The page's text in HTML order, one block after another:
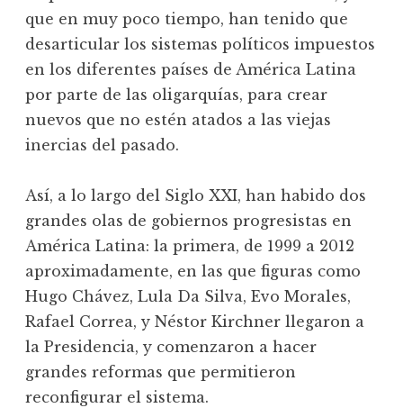
que en muy poco tiempo, han tenido que
desarticular los sistemas políticos impuestos
en los diferentes países de América Latina
por parte de las oligarquías, para crear
nuevos que no estén atados a las viejas
inercias del pasado.
Así, a lo largo del Siglo XXI, han habido dos
grandes olas de gobiernos progresistas en
América Latina: la primera, de 1999 a 2012
aproximadamente, en las que figuras como
Hugo Chávez, Lula Da Silva, Evo Morales,
Rafael Correa, y Néstor Kirchner llegaron a
la Presidencia, y comenzaron a hacer
grandes reformas que permitieron
reconfigurar el sistema.